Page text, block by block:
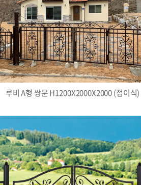
루비 A형 쌍문 H1200X2000X2000 (접이식)